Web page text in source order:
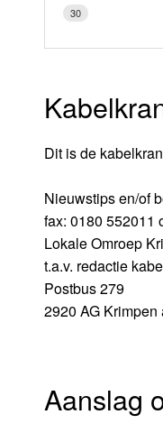
30
Dit is de
Nieuwstips en/of
fax: 0180 552011
Lokale Omroep
t.a.v. redactie
Postbus 279
2920 AG Krimpen
Aanslag